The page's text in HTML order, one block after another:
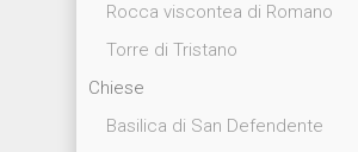
Rocca viscontea di Romano
Torre di Tristano
Chiese
Basilica di San Defendente